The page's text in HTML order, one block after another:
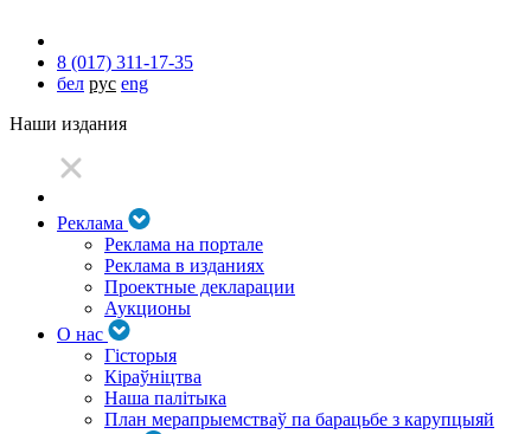
8 (017) 311-17-35
бел рус eng
Наши издания
Реклама
Реклама на портале
Реклама в изданиях
Проектные декларации
Аукционы
О нас
Гісторыя
Кіраўніцтва
Наша палітыка
План мерапрыемстваў па барацьбе з карупцыяй